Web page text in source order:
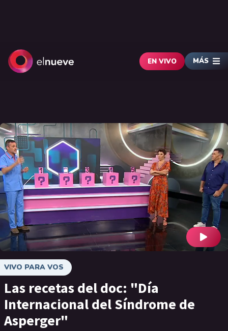
EN VIVO MÁS
VIVO PARA VOS
Las recetas del doc: "Día
Internacional del Síndrome de
Asperger"